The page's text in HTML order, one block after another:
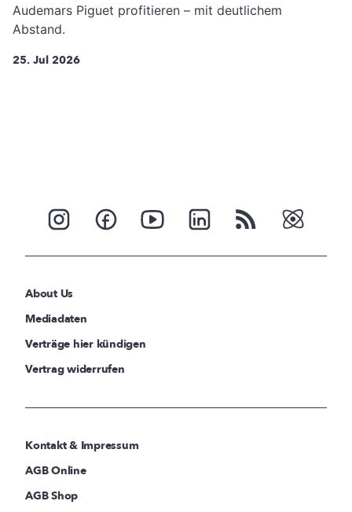
Audemars Piguet profitieren – mit deutlichem
Abstand.
25. Jul 2026
About Us
Mediadaten
Verträge hier kündigen
Vertrag widerrufen
Kontakt & Impressum
AGB Online
AGB Shop